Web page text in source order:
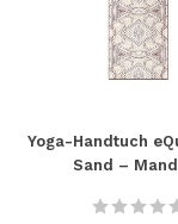
Yoga-Handtuch
Sand –